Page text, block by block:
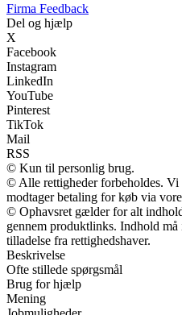
Firma Feedback
Del og hjælp
X
Facebook
Instagram
LinkedIn
YouTube
Pinterest
TikTok
Mail
RSS
© Kun til personlig brug.
© Alle rettigheder forbeholdes.
modtager betaling for køb via
© Ophavsret gælder for alt
gennem produktlinks. Indhold
tilladelse fra rettighedshaver.
Beskrivelse
Ofte stillede spørgsmål
Brug for hjælp
Mening